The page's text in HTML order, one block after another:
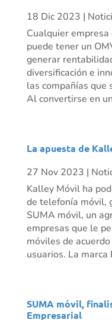
18 Dic 2023 |
Cualquier
puede tener un
generar
diversificación e
las compañías que
Al convertirse en
La apuesta de
27 Nov 2023 |
Kalley Móvil ha
de telefonía móvil,
SUMA móvil, un
empresas que le
móviles de
usuarios. La
SUMA móvil,
Empresarial